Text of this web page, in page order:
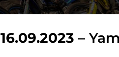
16.09.2023 –